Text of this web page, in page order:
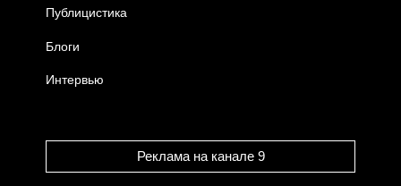
Публицистика
Блоги
Интервью
Реклама на канале 9